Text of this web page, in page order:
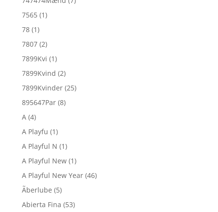
7565 (1)
78 (1)
7807 (2)
7899Kvi (1)
7899Kvind (2)
7899Kvinder (25)
895647Par (8)
A (4)
A Playfu (1)
A Playful N (1)
A Playful New (1)
A Playful New Year (46)
Ãberlube (5)
Abierta Fina (53)